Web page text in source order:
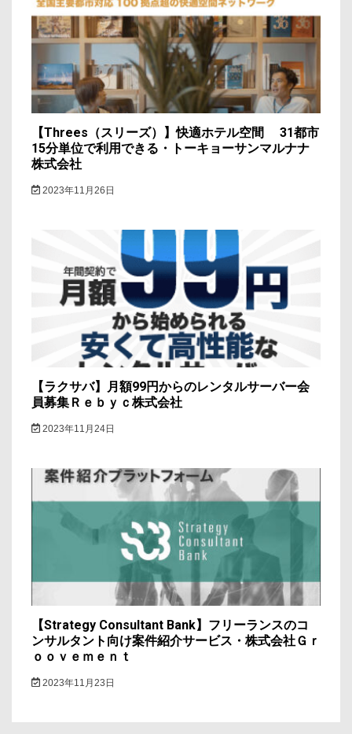
ョ
ン
【Threes（スリーズ）】快適ホテル空間 31都市
15分単位で利用できる・トーキョーサンマルナナ
株式会社
2023年11月26日
【ラクサバ】月額99円からのレンタルサーバー会
員募集Ｒｅｂｙｃ株式会社
2023年11月24日
【Strategy Consultant Bank】フリーランスのコ
ンサルタント向け案件紹介サービス・株式会社Ｇｒ
ｏｏｖｅｍｅｎｔ
2023年11月23日